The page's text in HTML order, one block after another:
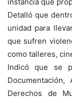
Detalló que
unidad para
que sufren
como talleres,
Indicó que se
Derechos de